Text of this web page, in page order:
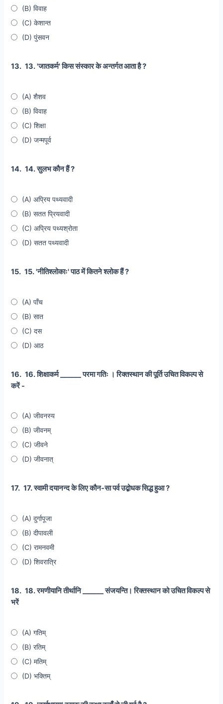
(B) विवाह
(C) केशान्त
(D) पुंसवन
13. 13. 'जातकर्म' किस संस्कार के अन्तर्गत आता है ?
(A) शैशव
(B) विवाह
(C) शिक्षा
(D) जन्मपूर्व
14. 14. सुलभ कौन हैं ?
(A) अप्रिय पथ्यवादी
(B) सतत प्रियवादी
(C) अप्रिय पथ्यश्रोता
(D) सतत पथ्यवादी
15. 15. 'नीतिश्लोकाः' पाठ में कितने श्लोक हैं ?
(A) पाँच
(B) सात
(C) दस
(D) आठ
16. 16. शिक्षाकर्म ______ परमा गतिः । रिक्तस्थान की पूर्ति उचित विकल्प से
करें -
(A) जीवनस्य
(B) जीवनम्
(C) जीवने
(D) जीवनात्
17. 17. स्वामी दयानन्द के लिए कौन-सा पर्व उद्बोधक सिद्ध हुआ ?
(A) दुर्गापूजा
(B) दीपावली
(C) रामनवमी
(D) शिवरात्रि
18. 18. रमणीयानि तीर्थानि ______ संजयन्ति। रिक्तस्थान को उचित विकल्प से
भरें
(A) गतिम्
(B) रतिम्
(C) मतिम्
(D) भक्तिम्